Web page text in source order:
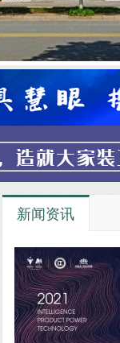
新闻资讯